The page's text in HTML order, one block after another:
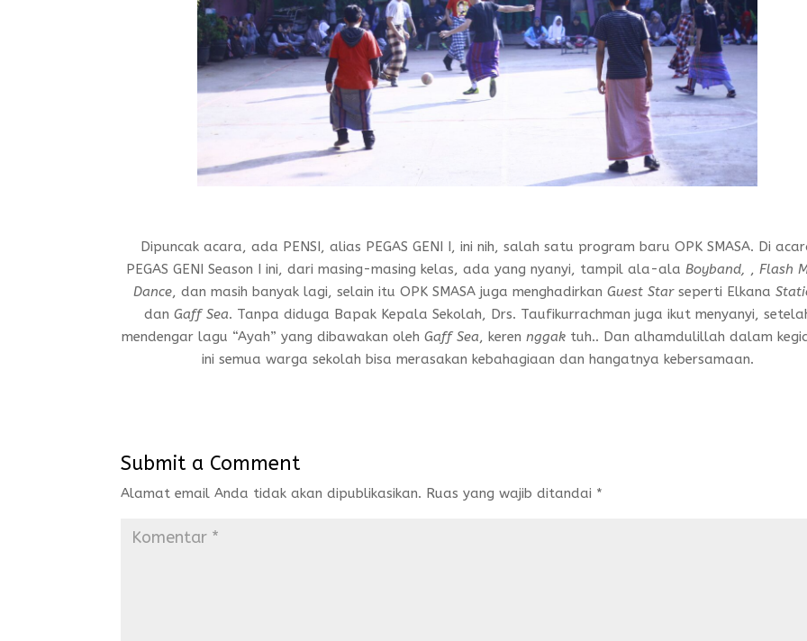
Dipuncak acara, ada PENSI, alias PEGAS GENI I, ini nih, salah satu program baru OPK SMASA. Di
PEGAS GENI Season I ini, dari masing-masing kelas, ada yang nyanyi, tampil ala-alaBoyband, ,Flash
Dance, dan masih banyak lagi, selain itu OPK SMASA juga menghadirkanGuest Starseperti Elkana
dan Gaff Sea. Tanpa diduga Bapak Kepala Sekolah, Drs. Taufikurrachman juga ikut menyanyi,
mendengar lagu “Ayah” yang dibawakan olehGaff Sea, kerennggak tuh.. Dan alhamdulillah dalam
ini semua warga sekolah bisa merasakan kebahagiaan dan hangatnya kebersamaan.
Submit a Comment
Alamat email Anda tidak akan dipublikasikan. Ruas yang wajib ditandai *